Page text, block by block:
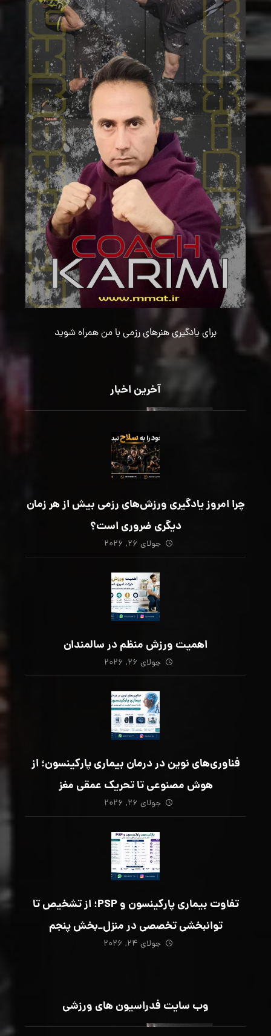
برای یادگیری هنرهای رزمی با من همراه شوید
آخرین اخبار
چرا امروز یادگیری ورزش‌های رزمی بیش از هر زمان
دیگری ضروری است؟
جولای ۲۶, ۲۰۲۶
اهمیت ورزش منظم در سالمندان
جولای ۲۶, ۲۰۲۶
فناوری‌های نوین در درمان بیماری پارکینسون؛ از
هوش مصنوعی تا تحریک عمقی مغز
جولای ۲۶, ۲۰۲۶
تفاوت بیماری پارکینسون و PSP؛ از تشخیص تا
توانبخشی تخصصی در منزل_بخش پنجم
جولای ۲۴, ۲۰۲۶
وب سایت فدراسیون های ورزشی